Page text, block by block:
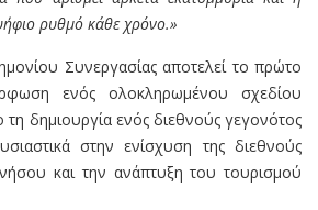
ρυθμό κάθε χρόνο.»
Συνεργασίας αποτελεί το πρώτο
ενός ολοκληρωμένου σχεδίου
δημιουργία ενός διεθνούς γεγονότος
στην ενίσχυση της διεθνούς
και την ανάπτυξη του τουρισμού